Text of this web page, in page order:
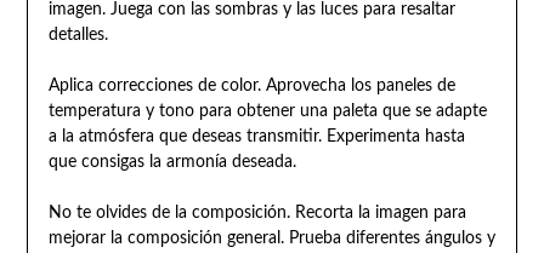
imagen. Juega con las sombras y las luces para resaltar
detalles.
Aplica correcciones de color. Aprovecha los paneles de
temperatura y tono para obtener una paleta que se adapte
a la atmósfera que deseas transmitir. Experimenta hasta
que consigas la armonía deseada.
No te olvides de la composición. Recorta la imagen para
mejorar la composición general. Prueba diferentes ángulos y